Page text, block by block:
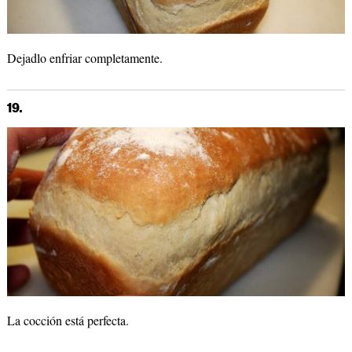
Dejadlo enfriar completamente.
19.
La cocción está perfecta.